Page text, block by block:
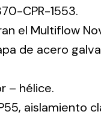
CPR-1553.
el Multiflow
de acero
– hélice.
aislamiento